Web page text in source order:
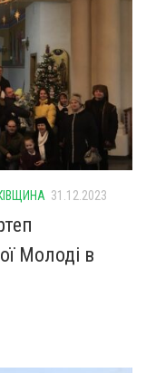
31.12.2023
Молоді в